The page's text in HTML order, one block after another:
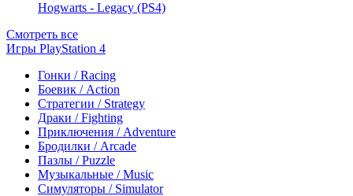
Hogwarts - Legacy (PS4)
Смотреть все
Игры PlayStation 4
Гонки / Racing
Боевик / Action
Стратегии / Strategy
Драки / Fighting
Приключения / Adventure
Бродилки / Arcade
Пазлы / Puzzle
Музыкальные / Music
Симуляторы / Simulator